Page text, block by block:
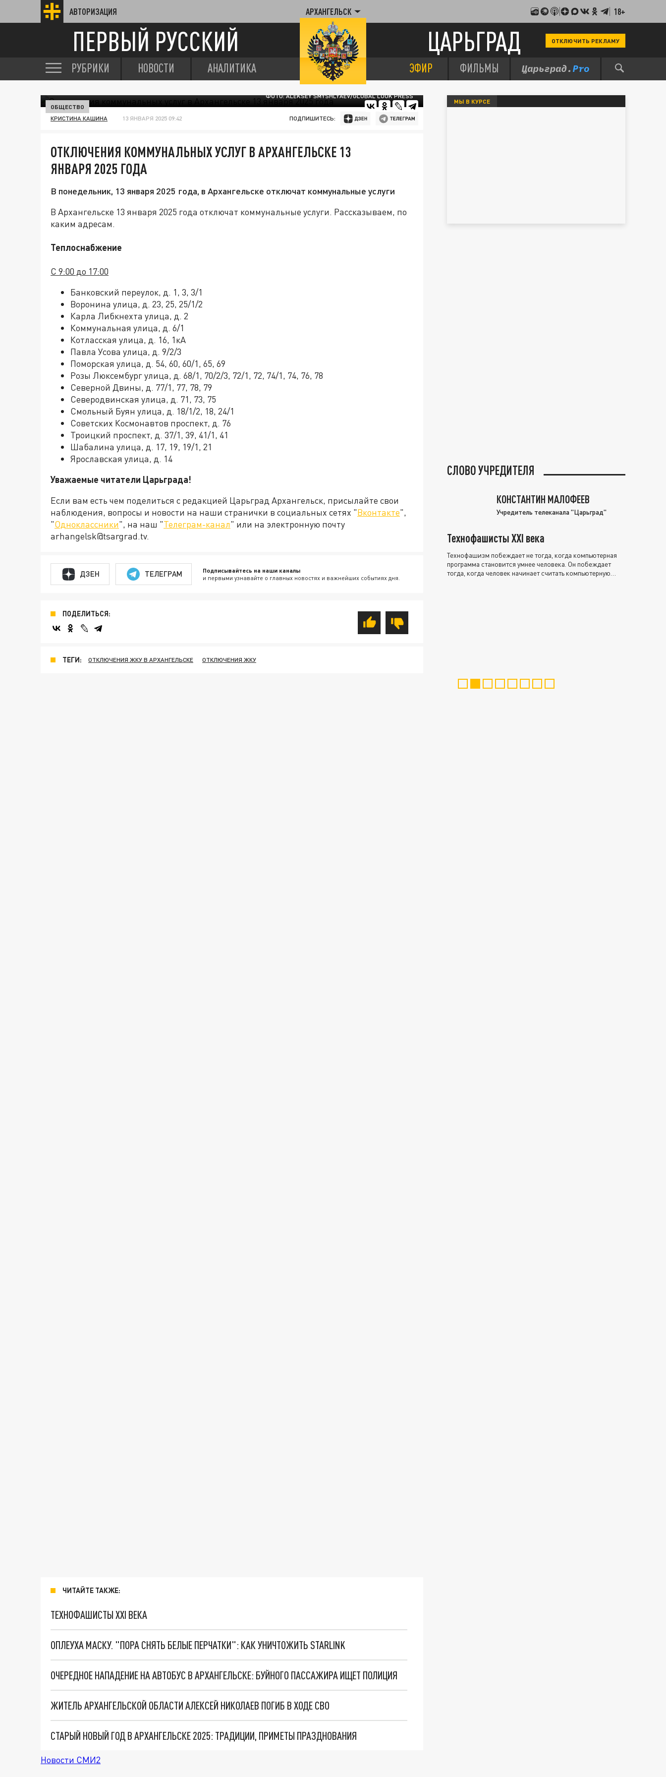
АВТОРИЗАЦИЯ АРХАНГЕЛЬСК 18+
ПЕРВЫЙ РУССКИЙ ЦАРЬГРАД ОТКЛЮЧИТЬ РЕКЛАМУ
РУБРИКИ НОВОСТИ АНАЛИТИКА ЭФИР ФИЛЬМЫ
ФОТО: ALEKSEY SMYSHLYAEV/GLOBAL LOOK PRESS
ОБЩЕСТВО
КРИСТИНА КАШИНА 13 ЯНВАРЯ 2025 09:42 ПОДПИШИТЕСЬ:
ОТКЛЮЧЕНИЯ КОММУНАЛЬНЫХ УСЛУГ В АРХАНГЕЛЬСКЕ 13
ЯНВАРЯ 2025 ГОДА
В понедельник, 13 января 2025 года, в Архангельске отключат коммунальные услуги
В Архангельске 13 января 2025 года отключат коммунальные услуги. Рассказываем, по
каким адресам.
Теплоснабжение
С 9:00 до 17:00
Банковский переулок, д. 1, 3, 3/1
Воронина улица, д. 23, 25, 25/1/2
Карла Либкнехта улица, д. 2
Коммунальная улица, д. 6/1
Котласская улица, д. 16, 1кА
Павла Усова улица, д. 9/2/3
Поморская улица, д. 54, 60, 60/1, 65, 69
Розы Люксембург улица, д. 68/1, 70/2/3, 72/1, 72, 74/1, 74, 76, 78
Северной Двины, д. 77/1, 77, 78, 79
Северодвинская улица, д. 71, 73, 75
Смольный Буян улица, д. 18/1/2, 18, 24/1
Советских Космонавтов проспект, д. 76
Троицкий проспект, д. 37/1, 39, 41/1, 41
Шабалина улица, д. 17, 19, 19/1, 21
Ярославская улица, д. 14
Уважаемые читатели Царьграда!
Если вам есть чем поделиться с редакцией Царьград Архангельск, присылайте свои
наблюдения, вопросы и новости на наши странички в социальных сетях "Вконтакте",
"Одноклассники", на наш "Телеграм-канал" или на электронную почту
arhangelsk@tsargrad.tv.
ДЗЕН ТЕЛЕГРАМ Подписывайтесь на наши каналы
и первыми узнавайте о главных новостях и важнейших событиях дня.
ПОДЕЛИТЬСЯ:
ТЕГИ: ОТКЛЮЧЕНИЯ ЖКУ В АРХАНГЕЛЬСКЕ ОТКЛЮЧЕНИЯ ЖКУ
ЧИТАЙТЕ ТАКЖЕ:
ТЕХНОФАШИСТЫ XXI ВЕКА
ОПЛЕУХА МАСКУ. "ПОРА СНЯТЬ БЕЛЫЕ ПЕРЧАТКИ": КАК УНИЧТОЖИТЬ STARLINK
ОЧЕРЕДНОЕ НАПАДЕНИЕ НА АВТОБУС В АРХАНГЕЛЬСКЕ: БУЙНОГО ПАССАЖИРА ИЩЕТ ПОЛИЦИЯ
ЖИТЕЛЬ АРХАНГЕЛЬСКОЙ ОБЛАСТИ АЛЕКСЕЙ НИКОЛАЕВ ПОГИБ В ХОДЕ СВО
СТАРЫЙ НОВЫЙ ГОД В АРХАНГЕЛЬСКЕ 2025: ТРАДИЦИИ, ПРИМЕТЫ ПРАЗДНОВАНИЯ
Новости СМИ2
МЫ В КУРСЕ
СЛОВО УЧРЕДИТЕЛЯ
КОНСТАНТИН МАЛОФЕЕВ
Учредитель телеканала "Царьград"
Технофашисты XXI века
Технофашизм побеждает не тогда, когда компьютерная
программа становится умнее человека. Он побеждает
тогда, когда человек начинает считать компьютерную